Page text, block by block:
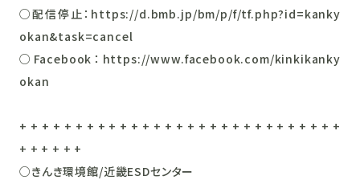
○配信停止：https://d.bmb.jp/bm/p/f/tf.php?id=kanky
okan&task=cancel
○Facebook：https://www.facebook.com/kinkikanky
okan
+ + + + + + + + + + + + + + + + + + + + + + + + + + + + +
+ + + + + +
○きんき環境館/近畿ESDセンター